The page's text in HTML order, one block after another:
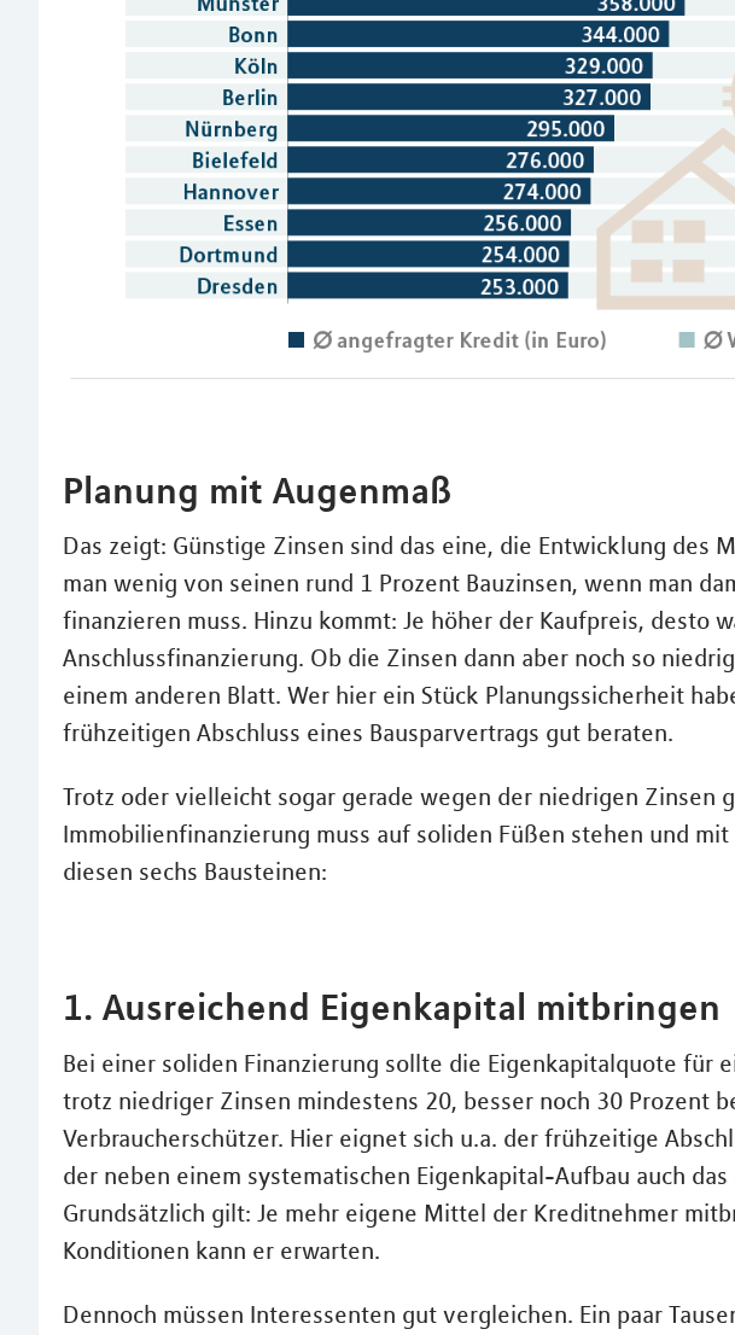
Planung mit Augenmaß
Das zeigt: Günstige Zinsen sind das eine, die Entwicklung des
man wenig von seinen rund 1 Prozent Bauzinsen, wenn man
finanzieren muss. Hinzu kommt: Je höher der Kaufpreis, desto
Anschlussfinanzierung. Ob die Zinsen dann aber noch so
einem anderen Blatt. Wer hier ein Stück Planungssicherheit
frühzeitigen Abschluss eines Bausparvertrags gut beraten.
Trotz oder vielleicht sogar gerade wegen der niedrigen Zinsen
Immobilienfinanzierung muss auf soliden Füßen stehen und
diesen sechs Bausteinen:
1. Ausreichend Eigenkapital mitbringen
Bei einer soliden Finanzierung sollte die Eigenkapitalquote für
trotz niedriger Zinsen mindestens 20, besser noch 30 Prozent
Verbraucherschützer. Hier eignet sich u.a. der frühzeitige
der neben einem systematischen Eigenkapital-Aufbau auch
Grundsätzlich gilt: Je mehr eigene Mittel der Kreditnehmer
Konditionen kann er erwarten.
Dennoch müssen Interessenten gut vergleichen. Ein paar